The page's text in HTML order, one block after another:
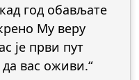
год обављате
Му веру
је први пут
вас оживи.“